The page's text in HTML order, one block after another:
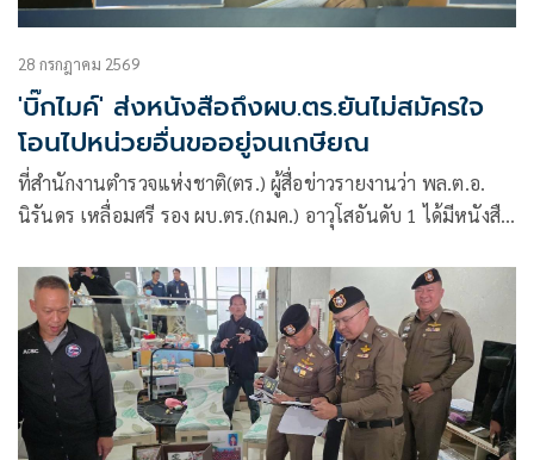
28 กรกฎาคม 2569
'บิ๊กไมค์' ส่งหนังสือถึงผบ.ตร.ยันไม่สมัครใจ
โอนไปหน่วยอื่นขออยู่จนเกษียณ
ที่สำนักงานตำรวจแห่งชาติ(ตร.) ผู้สื่อข่าวรายงานว่า พล.ต.อ.
นิรันดร เหลื่อมศรี รอง ผบ.ตร.(กมค.) อาวุโสอันดับ 1 ได้มีหนังสือ